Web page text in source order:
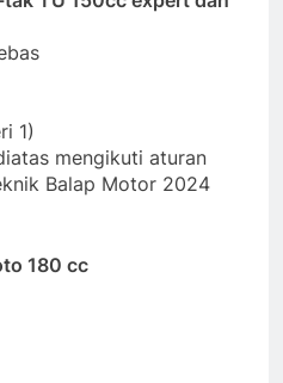
1)
mengikuti aturan
Balap Motor 2024
180 cc